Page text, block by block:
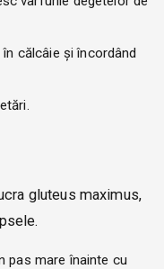
călcâie și încordând
gluteus maximus,
pas mare înainte cu